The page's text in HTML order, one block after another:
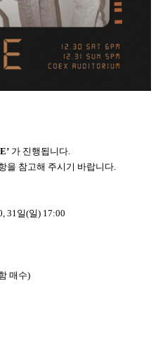
가 진행됩니다.
을 참고해 주시기 바랍니다.
31일(일) 17:00
매수)